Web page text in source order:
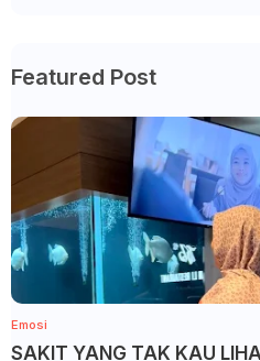
Featured Post
Emosi
SAKIT YANG TAK KAU